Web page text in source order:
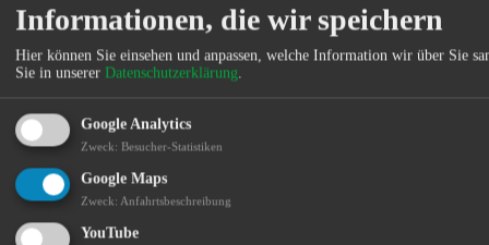
Standort:
Informationen, die wir speichern
Hier können Sie einsehen und anpassen, welche Information wir über Sie
Sie in unserer Datenschutzerklärung.
Google Analytics
Zweck: Besucher-Statistiken
Google Maps
Zweck: Anfahrtsbeschreibung
YouTube